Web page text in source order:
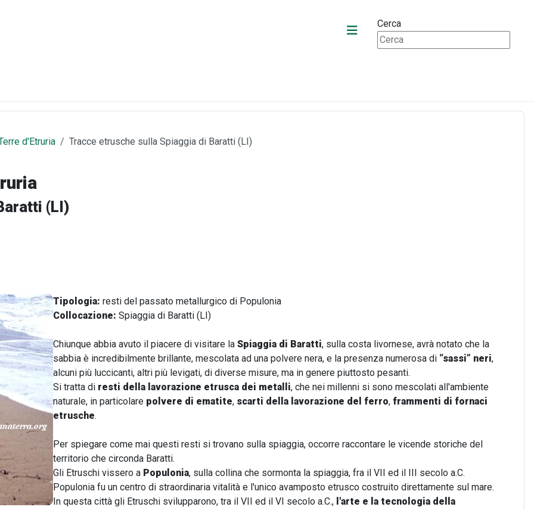
Cerca
d'Etruria Tracce etrusche sulla Spiaggia di Baratti (LI)
(LI)
Tipologia: resti del passato metallurgico di Populonia
Collocazione: Spiaggia di Baratti (LI)
Chiunque abbia avuto il piacere di visitare la Spiaggia di Baratti, sulla costa livornese, avrà notato che la
sabbia è incredibilmente brillante, mescolata ad una polvere nera, e la presenza numerosa di “sassi” neri,
alcuni più luccicanti, altri più levigati, di diverse misure, ma in genere piuttosto pesanti.
Si tratta di resti della lavorazione etrusca dei metalli, che nei millenni si sono mescolati all'ambiente
naturale, in particolare polvere di ematite, scarti della lavorazione del ferro, frammenti di fornaci
etrusche.
Per spiegare come mai questi resti si trovano sulla spiaggia, occorre raccontare le vicende storiche del
territorio che circonda Baratti.
Gli Etruschi vissero a Populonia, sulla collina che sormonta la spiaggia, fra il VII ed il III secolo a.C.
Populonia fu un centro di straordinaria vitalità e l'unico avamposto etrusco costruito direttamente sul mare.
In questa città gli Etruschi svilupparono, tra il VII ed il VI secolo a.C., l'arte e la tecnologia della